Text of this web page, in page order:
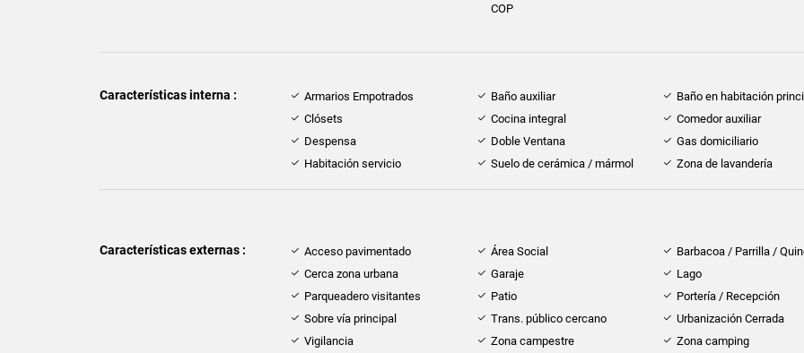
COP
Características interna : Armarios Empotrados Baño auxiliar
Baño en habitación
Clósets
Cocina integral
Comedor auxiliar
Despensa
Doble Ventana
Gas domiciliario
Habitación servicio
Suelo de cerámica / mármol Zona de lavandería
Características externas : Acceso pavimentado Área Social
Barbacoa / Parrilla /
Cerca zona urbana
Garaje
Lago
Parqueadero visitantes
Patio
Portería / Recepción
Sobre vía principal
Trans. público cercano
Urbanización Cerrada
Vigilancia
Zona campestre
Zona camping